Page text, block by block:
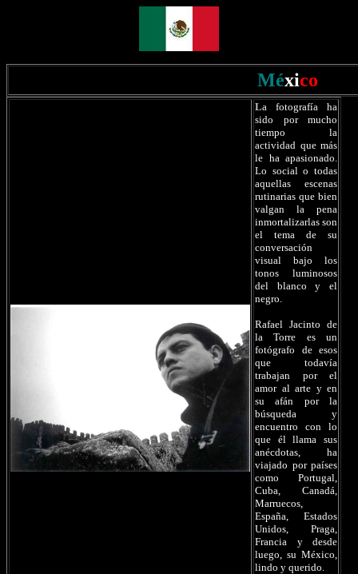
México
La fotografía ha
sido por mucho
tiempo la
actividad que más
le ha apasionado.
Lo social o todas
aquellas escenas
rutinarias que bien
valgan la pena
inmortalizarlas son
el tema de su
conversación
visual bajo los
tonos luminosos
del blanco y el
negro.
Rafael Jacinto de
la Torre es un
fotógrafo de esos
que todavía
trabajan por el
amor al arte y en
su afán por la
búsqueda y
encuentro con lo
que él llama sus
anécdotas, ha
viajado por países
como Portugal,
Cuba, Canadá,
Marruecos,
España, Estados
Unidos, Praga,
Francia y desde
luego, su México,
lindo y querido.